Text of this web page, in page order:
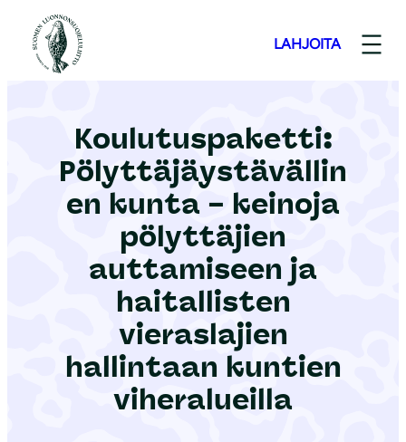
LAHJOITA
Koulutuspaketti:
Pölyttäjäystävällin
en kunta – keinoja
pölyttäjien
auttamiseen ja
haitallisten
vieraslajien
hallintaan kuntien
viheralueilla